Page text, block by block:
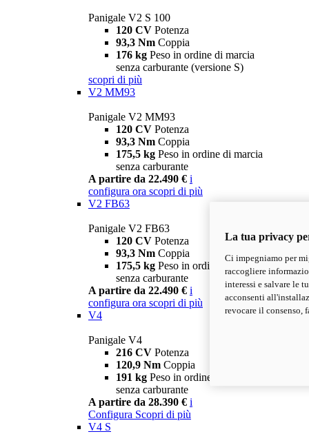
Panigale V2 S 100
120 CV Potenza
93,3 Nm Coppia
176 kg Peso in ordine di marcia
senza carburante (versione S)
scopri di più
V2 MM93
Panigale V2 MM93
120 CV Potenza
93,3 Nm Coppia
175,5 kg Peso in ordine di marcia
senza carburante
A partire da 22.490 € i
configura ora scopri di più
V2 FB63
Panigale V2 FB63
120 CV Potenza
93,3 Nm Coppia
175,5 kg Peso in ordine di marcia
senza carburante
A partire da 22.490 € i
configura ora scopri di più
V4
Panigale V4
216 CV Potenza
120,9 Nm Coppia
191 kg Peso in ordine di marcia
senza carburante
A partire da 28.390 € i
Configura Scopri di più
V4 S
La tua privacy
Ci impegniamo per
raccogliere
interessi e salvare le
acconsenti
revocare il consenso,